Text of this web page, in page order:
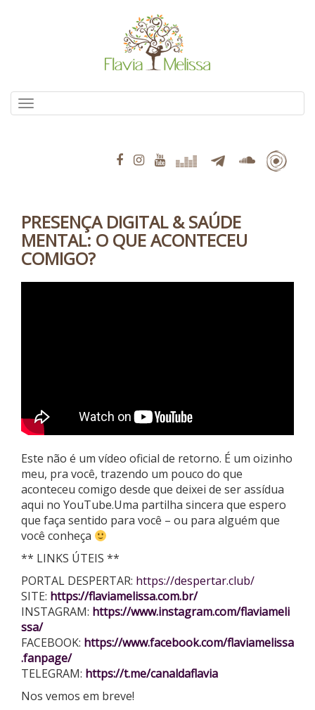
PRESENÇA DIGITAL & SAÚDE
MENTAL: O QUE ACONTECEU
COMIGO?
Este não é um vídeo oficial de retorno. É um oizinho
meu, pra você, trazendo um pouco do que
aconteceu comigo desde que deixei de ser assídua
aqui no YouTube.Uma partilha sincera que espero
que faça sentido para você – ou para alguém que
você conheça
** LINKS ÚTEIS **
PORTAL DESPERTAR: https://despertar.club/
SITE: https://flaviamelissa.com.br/
INSTAGRAM: https://www.instagram.com/flaviameli
ssa/
FACEBOOK: https://www.facebook.com/flaviamelissa
.fanpage/
TELEGRAM: https://t.me/canaldaflavia
Nos vemos em breve!